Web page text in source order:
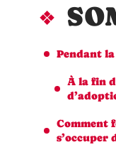
Pendant la
À la fin
Comment
s’occuper